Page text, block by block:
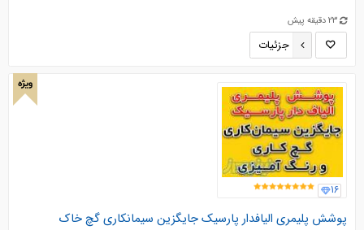
23 دقیقه پیش
جزئیات
ویژه
16
پوشش پلیمری الیافدار پارسیک جایگزین سیمانکاری گچ خاک